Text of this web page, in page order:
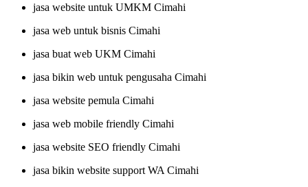
jasa website untuk UMKM Cimahi
jasa web untuk bisnis Cimahi
jasa buat web UKM Cimahi
jasa bikin web untuk pengusaha Cimahi
jasa website pemula Cimahi
jasa web mobile friendly Cimahi
jasa website SEO friendly Cimahi
jasa bikin website support WA Cimahi